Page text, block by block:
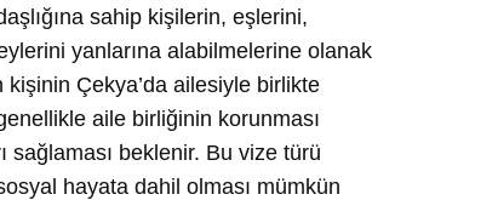
sahip kişilerin, eşlerini,
yanlarına alabilmelerine olanak
Çekya’da ailesiyle birlikte
aile birliğinin korunması
beklenir. Bu vize türü
hayata dahil olması mümkün